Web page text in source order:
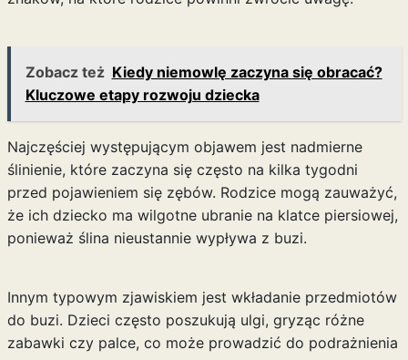
Zobacz też Kiedy niemowlę zaczyna się obracać?
Kluczowe etapy rozwoju dziecka
Najczęściej występującym objawem jest nadmierne
ślinienie, które zaczyna się często na kilka tygodni
przed pojawieniem się zębów. Rodzice mogą zauważyć,
że ich dziecko ma wilgotne ubranie na klatce piersiowej,
ponieważ ślina nieustannie wypływa z buzi.
Innym typowym zjawiskiem jest wkładanie przedmiotów
do buzi. Dzieci często poszukują ulgi, gryząc różne
zabawki czy palce, co może prowadzić do podrażnienia